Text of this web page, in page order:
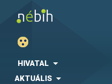
HIVATAL
AKTUÁLIS